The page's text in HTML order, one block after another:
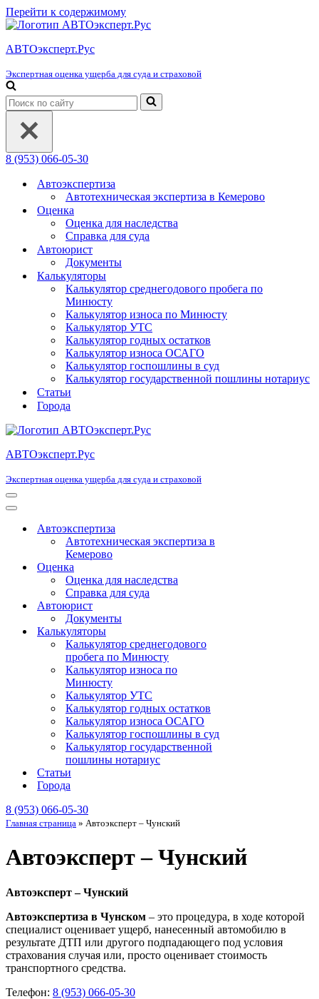
Перейти к содержимому
АВТОэксперт.Рус
Экспертная оценка ущерба для суда и страховой
Искать...
8 (953) 066-05-30
Автоэкспертиза
Автотехническая экспертиза в Кемерово
Оценка
Оценка для наследства
Справка для суда
Автоюрист
Документы
Калькуляторы
Калькулятор среднегодового пробега по
Минюсту
Калькулятор износа по Минюсту
Калькулятор УТС
Калькулятор годных остатков
Калькулятор износа ОСАГО
Калькулятор госпошлины в суд
Калькулятор государственной пошлины нотариус
Статьи
Города
АВТОэксперт.Рус
Экспертная оценка ущерба для суда и страховой
Меню
навигации
Меню
навигацииАвтоэкспертиза
Автотехническая экспертиза в
Кемерово
Оценка
Оценка для наследства
Справка для суда
Автоюрист
Документы
Калькуляторы
Калькулятор среднегодового
пробега по Минюсту
Калькулятор износа по
Минюсту
Калькулятор УТС
Калькулятор годных остатков
Калькулятор износа ОСАГО
Калькулятор госпошлины в суд
Калькулятор государственной
пошлины нотариус
Статьи
Города
8 (953) 066-05-30
Главная страница » Автоэксперт – Чунский
Автоэксперт – Чунский
Автоэксперт – Чунский
Автоэкспертиза в Чунском – это процедура, в ходе которой
специалист оценивает ущерб, нанесенный автомобилю в
результате ДТП или другого подпадающего под условия
страхования случая или, просто оценивает стоимость
транспортного средства.
Телефон: 8 (953) 066-05-30